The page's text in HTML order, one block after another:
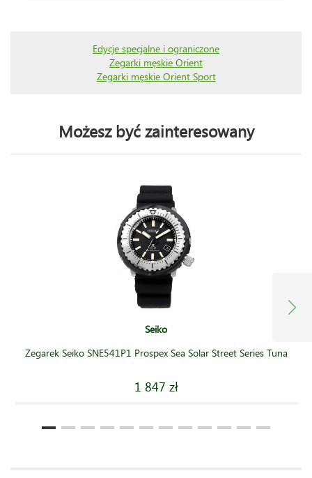
Edycje specjalne i ograniczone
Zegarki męskie Orient
Zegarki męskie Orient Sport
Możesz być zainteresowany
Seiko
Zegarek Seiko SNE541P1 Prospex Sea Solar Street Series Tuna
1 847 zł